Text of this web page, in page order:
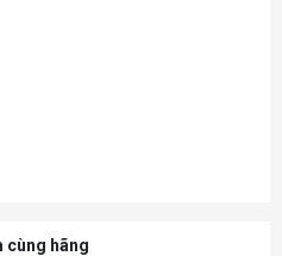
cùng hãng